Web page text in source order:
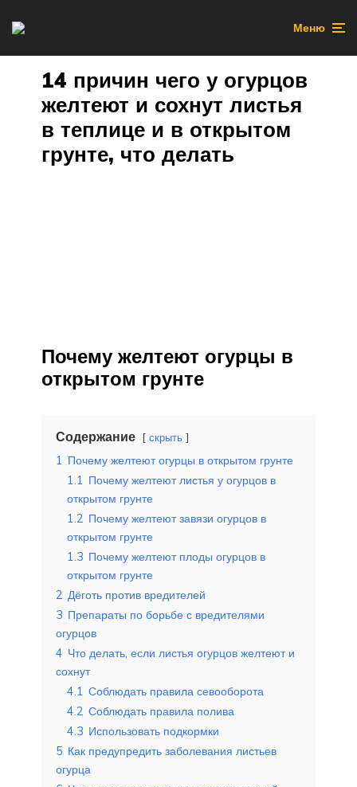
Меню
14 причин чего у огурцов
желтеют и сохнут листья
в теплице и в открытом
грунте, что делать
Почему желтеют огурцы в
открытом грунте
Содержание скрыть
1 Почему желтеют огурцы в открытом грунте
1.1 Почему желтеют листья у огурцов в
открытом грунте
1.2 Почему желтеют завязи огурцов в
открытом грунте
1.3 Почему желтеют плоды огурцов в
открытом грунте
2 Дёготь против вредителей
3 Препараты по борьбе с вредителями
огурцов
4 Что делать, если листья огурцов желтеют и
сохнут
4.1 Соблюдать правила севооборота
4.2 Соблюдать правила полива
4.3 Использовать подкормки
5 Как предупредить заболевания листьев
огурца